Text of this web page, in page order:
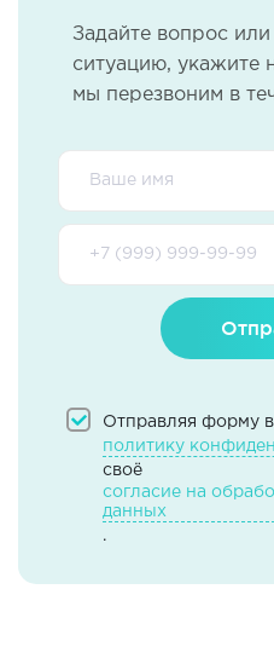
Задайте вопрос
ситуацию, укажите
мы перезвоним в
Отправляя форму
политику
своё
согласие на
данных
.